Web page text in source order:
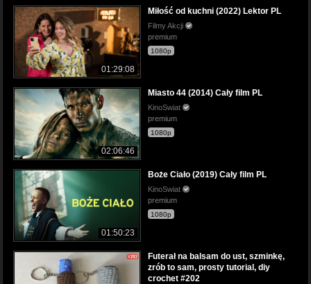
01:29:08
Miłość od kuchni (2022) Lektor PL
Filmy Akcji
premium
1080p
02:06:46
Miasto 44 (2014) Cały film PL
KinoSwiat
premium
1080p
01:50:23
Boże Ciało (2019) Cały film PL
KinoSwiat
premium
1080p
Futerał na balsam do ust, szminkę,
zrób to sam, prosty tutorial, diy
crochet #202